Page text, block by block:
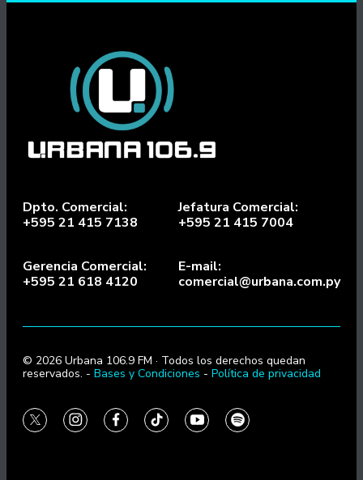
Dpto. Comercial:
+595 21 415 7138
Jefatura Comercial:
+595 21 415 7004
Gerencia Comercial:
+595 21 618 4120
E-mail:
comercial@urbana.com.py
© 2026 Urbana 106.9 FM · Todos los derechos quedan
reservados. - Bases y Condiciones - Política de privacidad
twitterinstagramfacebooktiktokyoutubespotify